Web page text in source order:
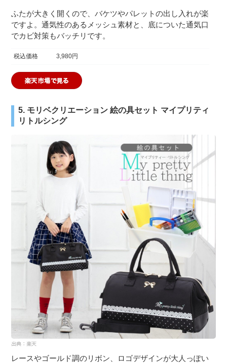
ふたが大きく開くので、バケツやパレットの出し入れが楽
ですよ。通気性のあるメッシュ素材と、底についた通気口
でカビ対策もバッチリです。
税込価格 3,980円
5. モリベクリエーション 絵の具セット マイプリティ
リトルシング
レースやゴールド調のリボン、ロゴデザインが大人っぽい